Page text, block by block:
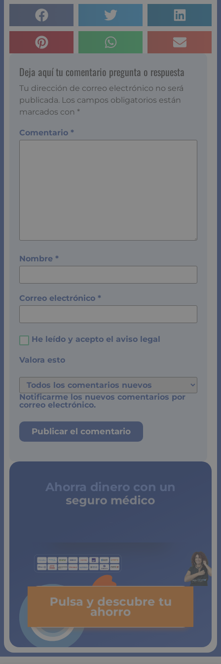
Deja aquí tu comentario pregunta o respuesta
Tu dirección de correo electrónico no será
publicada. Los campos obligatorios están
marcados con *
Comentario *
Nombre *
Correo electrónico *
He leído y acepto el aviso legal
Valora esto
Notificarme los nuevos comentarios por
correo electrónico.
Ahorra dinero con un
seguro médico
Pulsa y descubre tu
ahorro